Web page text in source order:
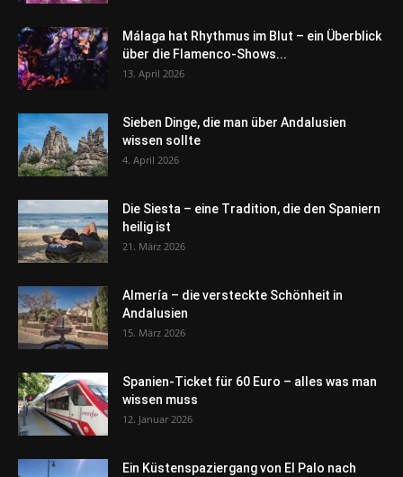
Málaga hat Rhythmus im Blut – ein Überblick
über die Flamenco-Shows...
13. April 2026
Sieben Dinge, die man über Andalusien
wissen sollte
4. April 2026
Die Siesta – eine Tradition, die den Spaniern
heilig ist
21. März 2026
Almería – die versteckte Schönheit in
Andalusien
15. März 2026
Spanien-Ticket für 60 Euro – alles was man
wissen muss
12. Januar 2026
Ein Küstenspaziergang von El Palo nach